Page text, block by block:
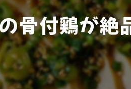
骨付鶏が